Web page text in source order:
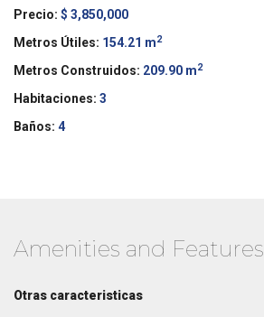
Precio: $ 3,850,000
Metros Útiles: 154.21 m2
Metros Construidos: 209.90 m2
Habitaciones: 3
Baños: 4
Amenities and Features
Otras caracteristicas